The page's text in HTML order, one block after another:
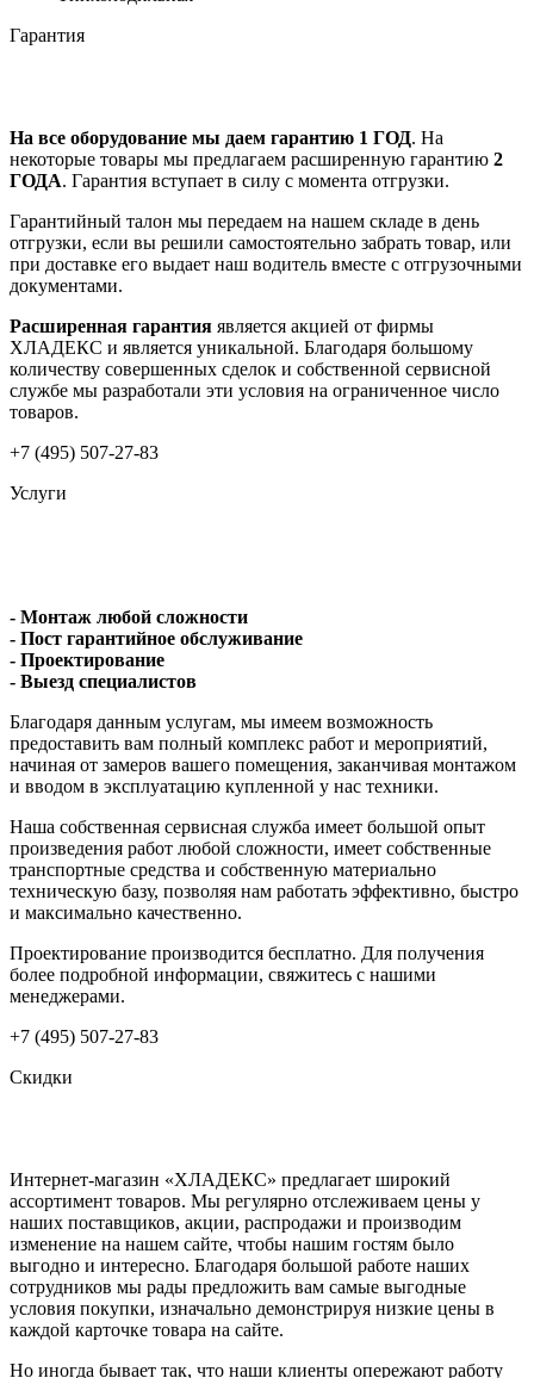
Гарантия
На все оборудование мы даем гарантию 1 ГОД. На
некоторые товары мы предлагаем расширенную гарантию 2
ГОДА. Гарантия вступает в силу с момента отгрузки.
Гарантийный талон мы передаем на нашем складе в день
отгрузки, если вы решили самостоятельно забрать товар, или
при доставке его выдает наш водитель вместе с отгрузочными
документами.
Расширенная гарантия является акцией от фирмы
ХЛАДЕКС и является уникальной. Благодаря большому
количеству совершенных сделок и собственной сервисной
службе мы разработали эти условия на ограниченное число
товаров.
+7 (495) 507-27-83
Услуги
- Монтаж любой сложности
- Пост гарантийное обслуживание
- Проектирование
- Выезд специалистов
Благодаря данным услугам, мы имеем возможность
предоставить вам полный комплекс работ и мероприятий,
начиная от замеров вашего помещения, заканчивая монтажом
и вводом в эксплуатацию купленной у нас техники.
Наша собственная сервисная служба имеет большой опыт
произведения работ любой сложности, имеет собственные
транспортные средства и собственную материально
техническую базу, позволяя нам работать эффективно, быстро
и максимально качественно.
Проектирование производится бесплатно. Для получения
более подробной информации, свяжитесь с нашими
менеджерами.
+7 (495) 507-27-83
Скидки
Интернет-магазин «ХЛАДЕКС» предлагает широкий
ассортимент товаров. Мы регулярно отслеживаем цены у
наших поставщиков, акции, распродажи и производим
изменение на нашем сайте, чтобы нашим гостям было
выгодно и интересно. Благодаря большой работе наших
сотрудников мы рады предложить вам самые выгодные
условия покупки, изначально демонстрируя низкие цены в
каждой карточке товара на сайте.
Но иногда бывает так, что наши клиенты опережают работу